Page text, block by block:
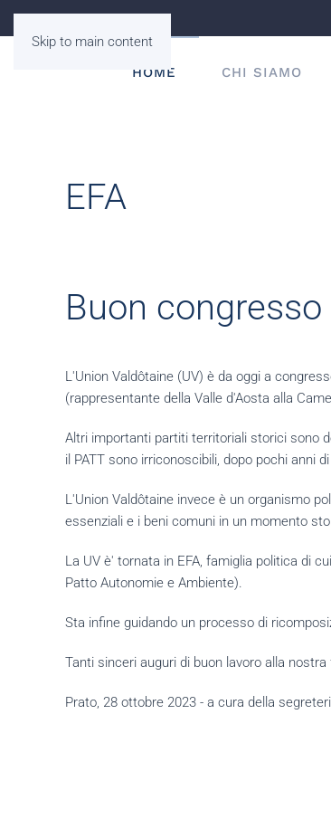
Skip to main content
HOME
CHI SIAMO
EFA
Buon
L'Union Valdôtaine (UV) è da oggi a
(rappresentante della Valle d'Aosta alla
Altri importanti partiti territoriali storici sono
il PATT sono irriconoscibili, dopo pochi anni
L'Union Valdôtaine invece è un organismo
essenziali e i beni comuni in un momento
La UV è' tornata in EFA, famiglia politica di
Patto Autonomie e Ambiente).
Sta infine guidando un processo di
Tanti sinceri auguri di buon lavoro alla
Prato, 28 ottobre 2023 - a cura della